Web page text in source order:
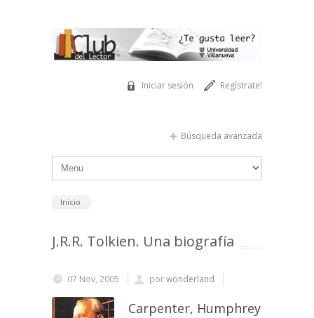
Regístrate!
Iniciar sesión
Búsqueda avanzada
Inicio
J.R.R. Tolkien. Una biografía
07 Nov, 2005 porwonderland
Carpenter, Humphrey